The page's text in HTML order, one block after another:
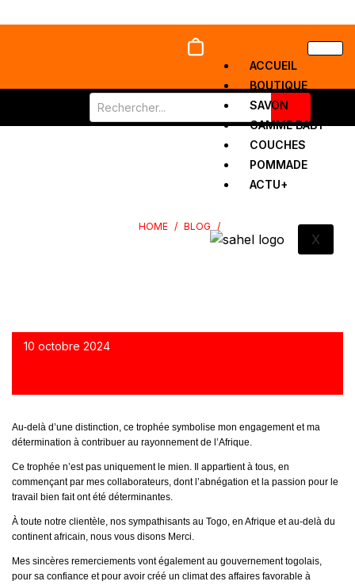
ACCUEIL
BOUTIQUE
SAVON
GAMME BABY
COUCHES
POMMADE
ACTU+
X
LAURÉAT DU “PRIX DE LA PROMOTION DES PRODUITS LOCAUX
HOME / BLOG /
LAURÉAT DU “PRIX DE LA PROMOTION DES PRODUITS LOCAUX
10 octobre 2024
Au-delà d’une distinction, ce trophée symbolise mon engagement et ma
détermination à contribuer au rayonnement de l’Afrique.
Ce trophée n’est pas uniquement le mien. Il appartient à tous, en
commençant par mes collaborateurs, dont l’abnégation et la passion pour le
travail bien fait ont été déterminantes.
À toute notre clientèle, nos sympathisants au Togo, en Afrique et au-delà du
continent africain, nous vous disons Merci.
Mes sincères remerciements vont également au gouvernement togolais,
pour sa confiance et pour avoir créé un climat des affaires favorable à